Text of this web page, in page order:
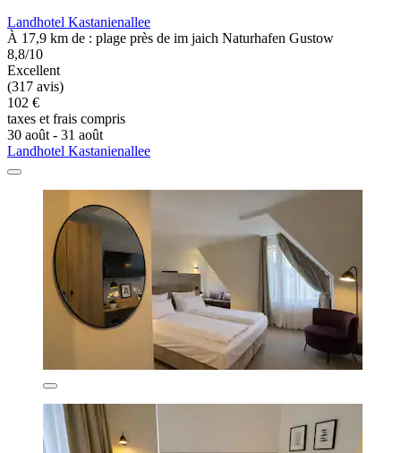
Landhotel Kastanienallee
À 17,9 km de : plage près de im jaich Naturhafen Gustow
8,8/10
Excellent
(317 avis)
102 €
taxes et frais compris
30 août - 31 août
Landhotel Kastanienallee